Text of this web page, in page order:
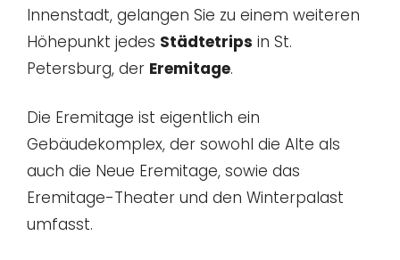
Innenstadt, gelangen Sie zu einem weiteren
Höhepunkt jedes Städtetrips in St.
Petersburg, der Eremitage.
Die Eremitage ist eigentlich ein
Gebäudekomplex, der sowohl die Alte als
auch die Neue Eremitage, sowie das
Eremitage-Theater und den Winterpalast
umfasst.